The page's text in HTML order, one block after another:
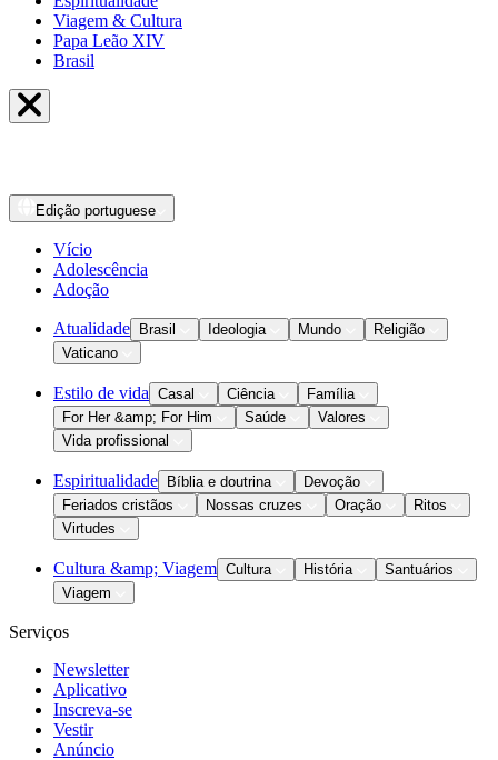
Viagem & Cultura
Papa Leão XIV
Brasil
Edição portuguese
Vício
Adolescência
Adoção
Atualidade Brasil Ideologia Mundo
Religião
Vaticano
Estilo de vida Casal Ciência
Família
For Her &amp; For Him
Saúde
Valores
Vida profissional
Espiritualidade Bíblia e doutrina
Devoção
Feriados cristãos
Nossas cruzes Oração
Ritos
Virtudes
Cultura &amp; Viagem Cultura História
Santuários
Viagem
Serviços
Newsletter
Aplicativo
Inscreva-se
Vestir
Anúncio